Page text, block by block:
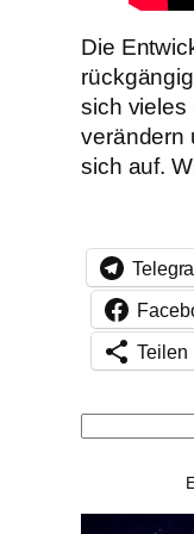
Die
sich vieles
verändern
sich auf.
Teilen
h